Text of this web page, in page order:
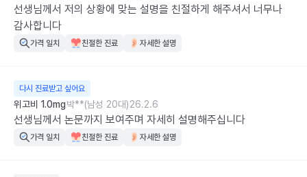
선생님께서 저의 상황에 맞는 설명을 친절하게 해주셔서 너무나
감사합니다
가격 일치 친절한 진료 자세한 설명
다시 진료받고 싶어요
위고비 1.0mg박**(남성 20대)26.2.6
선생님께서 논문까지 보여주며 자세히 설명해주십니다
가격 일치 친절한 진료 자세한 설명